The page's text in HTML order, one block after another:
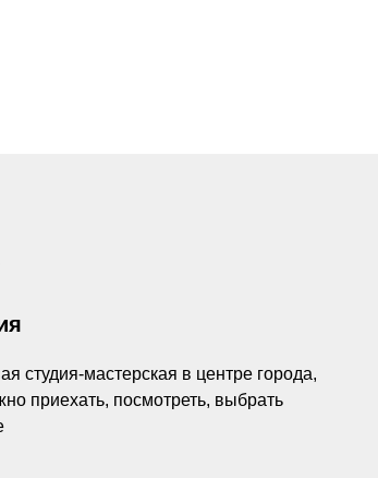
студия-мастерская в центре города,
приехать, посмотреть, выбрать